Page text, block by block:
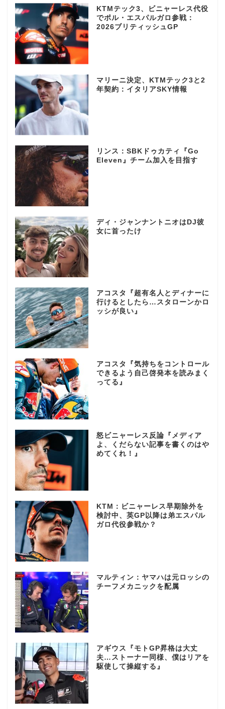
KTMテック3、ビニャーレス代役
でポル・エスパルガロ参戦：
2026ブリティッシュGP
マリーニ決定、KTMテック3と2
年契約：イタリアSKY情報
リンス：SBKドゥカティ『Go
Eleven』チーム加入を目指す
ディ・ジャンナントニオはDJ彼
女に首ったけ
アコスタ『超有名人とディナーに
行けるとしたら…スタローンかロ
ッシが良い』
アコスタ『気持ちをコントロール
できるよう自己啓発本を読みまく
ってる』
怒ビニャーレス反論『メディア
よ、くだらない記事を書くのはや
めてくれ！』
KTM：ビニャーレス早期除外を
検討中、英GP以降は弟エスパル
ガロ代役参戦か？
マルティン：ヤマハは元ロッシの
チーフメカニックを配属
アギウス『モトGP昇格は大丈
夫…ストーナー同様、僕はリアを
駆使して操縦する』